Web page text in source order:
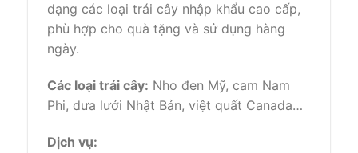
dạng các loại trái cây nhập khẩu cao cấp,
phù hợp cho quà tặng và sử dụng hàng
ngày.
Các loại trái cây: Nho đen Mỹ, cam Nam
Phi, dưa lưới Nhật Bản, việt quất Canada…
Dịch vụ: